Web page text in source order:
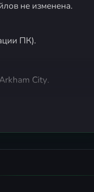
не изменена.
ПК).
City.
речи от